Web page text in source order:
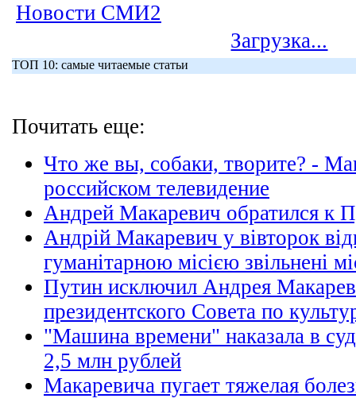
Новости СМИ2
Загрузка...
ТОП 10: самые читаемые статьи
Почитать еще:
Что же вы, собаки, творите? -
российском телевидение
Андрей Макаревич обратился к
Андрій Макаревич у вівторок
гуманітарною місією звільнені
Путин исключил Андрея
президентского Совета по
"Машина времени" наказала в
2,5 млн рублей
Макаревича пугает тяжелая